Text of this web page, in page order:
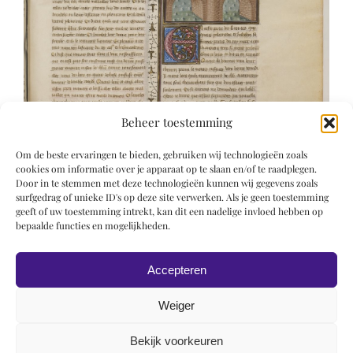
Beheer toestemming
Om de beste ervaringen te bieden, gebruiken wij technologieën zoals
cookies om informatie over je apparaat op te slaan en/of te raadplegen.
Door in te stemmen met deze technologieën kunnen wij gegevens zoals
surfgedrag of unieke ID's op deze site verwerken. Als je geen toestemming
geeft of uw toestemming intrekt, kan dit een nadelige invloed hebben op
bepaalde functies en mogelijkheden.
Accepteren
Weiger
Bekijk voorkeuren